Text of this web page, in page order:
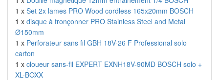
1 x Set 2x lames PRO Wood cordless 165x20mm BOSCH
1 x disque à tronçonner PRO Stainless Steel and Metal
Ø150mm
1 x Perforateur sans fil GBH 18V-26 F Professional solo
carton
1 x cloueur sans-fil EXPERT EXNH18V-90MD BOSCH solo +
XL-BOXX